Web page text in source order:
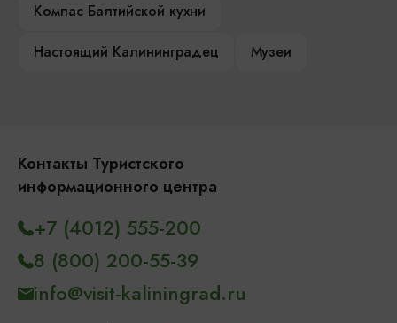
Компас Балтийской кухни
Настоящий Калининградец
Музеи
Контакты Туристского
информационного центра
+7 (4012) 555-200
8 (800) 200-55-39
info@visit-kaliningrad.ru